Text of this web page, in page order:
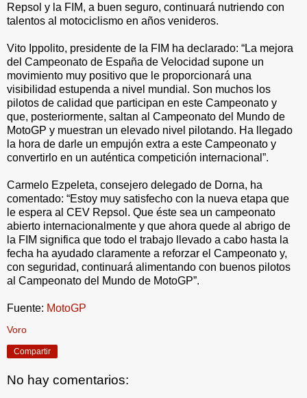
Repsol y la FIM, a buen seguro, continuará nutriendo con
talentos al motociclismo en años venideros.
Vito Ippolito, presidente de la FIM ha declarado: “La mejora
del Campeonato de España de Velocidad supone un
movimiento muy positivo que le proporcionará una
visibilidad estupenda a nivel mundial. Son muchos los
pilotos de calidad que participan en este Campeonato y
que, posteriormente, saltan al Campeonato del Mundo de
MotoGP y muestran un elevado nivel pilotando. Ha llegado
la hora de darle un empujón extra a este Campeonato y
convertirlo en un auténtica competición internacional”.
Carmelo Ezpeleta, consejero delegado de Dorna, ha
comentado: “Estoy muy satisfecho con la nueva etapa que
le espera al CEV Repsol. Que éste sea un campeonato
abierto internacionalmente y que ahora quede al abrigo de
la FIM significa que todo el trabajo llevado a cabo hasta la
fecha ha ayudado claramente a reforzar el Campeonato y,
con seguridad, continuará alimentando con buenos pilotos
al Campeonato del Mundo de MotoGP”.
Fuente: MotoGP
Voro
Compartir
No hay comentarios: